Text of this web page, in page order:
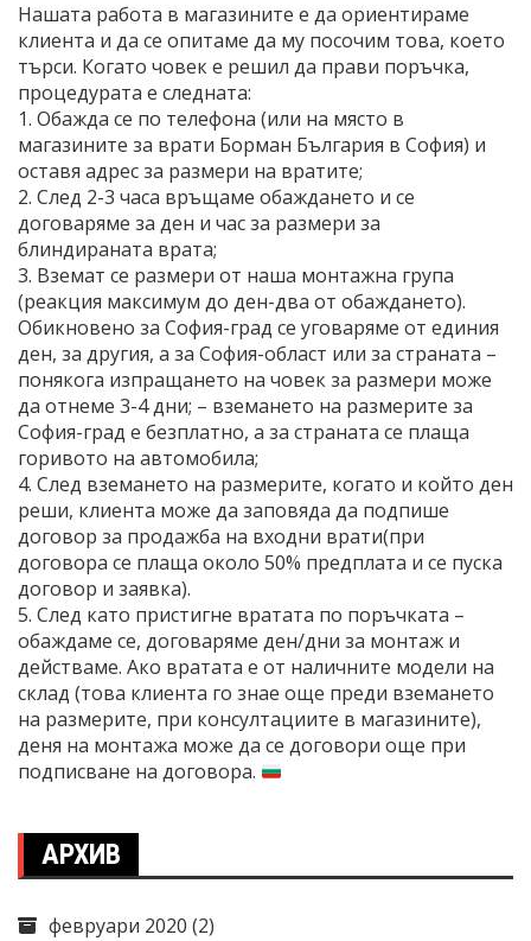
Нашата работа в магазините е да ориентираме
клиента и да се опитаме да му посочим това, което
търси. Когато човек е решил да прави поръчка,
процедурата е следната:
1. Обажда се по телефона (или на място в
магазините за врати Борман България в София) и
оставя адрес за размери на вратите;
2. След 2-3 часа връщаме обаждането и се
договаряме за ден и час за размери за
блиндираната врата;
3. Вземат се размери от наша монтажна група
(реакция максимум до ден-два от обаждането).
Обикновено за София-град се уговаряме от единия
ден, за другия, а за София-област или за страната –
понякога изпращането на човек за размери може
да отнеме 3-4 дни; – вземането на размерите за
София-град е безплатно, а за страната се плаща
горивото на автомобила;
4. След вземането на размерите, когато и който ден
реши, клиента може да заповяда да подпише
договор за продажба на входни врати(при
договора се плаща около 50% предплата и се пуска
договор и заявка).
5. След като пристигне вратата по поръчката –
обаждаме се, договаряме ден/дни за монтаж и
действаме. Ако вратата е от наличните модели на
склад (това клиента го знае още преди вземането
на размерите, при консултациите в магазините),
деня на монтажа може да се договори още при
подписване на договора.
АРХИВ
февруари 2020 (2)